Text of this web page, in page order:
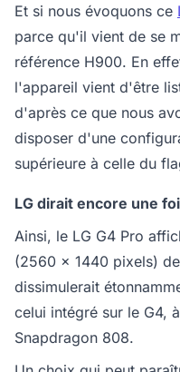
Et si nous évoquons ce
parce qu'il vient de se
référence H900. En
l'appareil vient d'être
d'après ce que nous
disposer d'une
supérieure à celle du
LG dirait encore une
Ainsi, le LG G4 Pro
(2560 x 1440 pixels)
dissimulerait
celui intégré sur le G4,
Snapdragon 808.